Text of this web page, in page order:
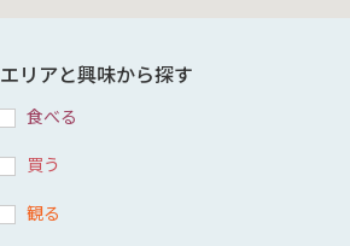
エリアと興味から探す
食べる
買う
観る